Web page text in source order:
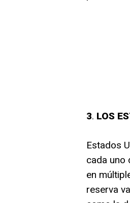
3. LOS
Estados
cada uno
en
reserva